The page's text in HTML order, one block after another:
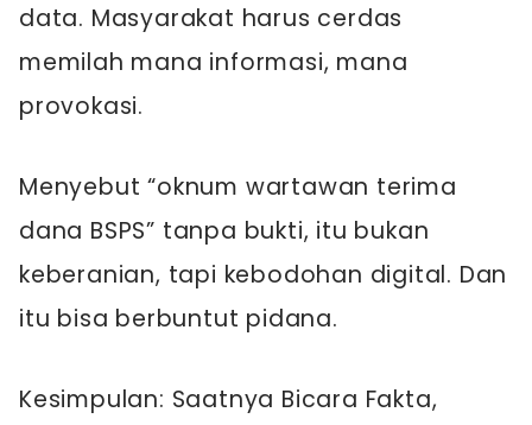
data. Masyarakat harus cerdas
memilah mana informasi, mana
provokasi.
Menyebut “oknum wartawan terima
dana BSPS” tanpa bukti, itu bukan
keberanian, tapi kebodohan digital. Dan
itu bisa berbuntut pidana.
Kesimpulan: Saatnya Bicara Fakta,